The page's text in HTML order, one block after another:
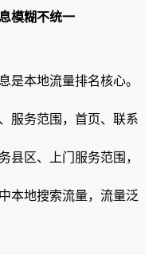
模糊不统一
是本地流量排名核心。
服务范围，首页、联系
县区、上门服务范围，
本地搜索流量，流量泛